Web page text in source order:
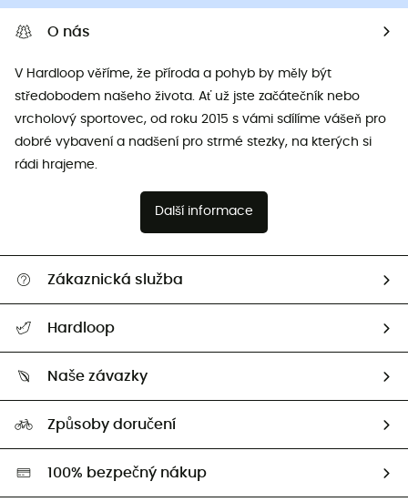
O nás
V Hardloop věříme, že příroda a pohyb by měly být
středobodem našeho života. Ať už jste začátečník nebo
vrcholový sportovec, od roku 2015 s vámi sdílíme vášeň pro
dobré vybavení a nadšení pro strmé stezky, na kterých si
rádi hrajeme.
Další informace
Zákaznická služba
Vrácení zboží a peněz
Hardloop
Naši Ambasadoři
Naše závazky
Second hand
HardGreen
Způsoby doručení
100% bezpečný nákup